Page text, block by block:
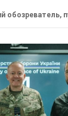
обозреватель,